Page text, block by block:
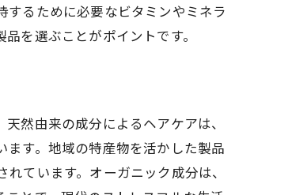
るために必要なビタミンやミネラ
を選ぶことがポイントです。
然由来の成分によるヘアケアは、
す。地域の特産物を活かした製品
ています。オーガニック成分は、